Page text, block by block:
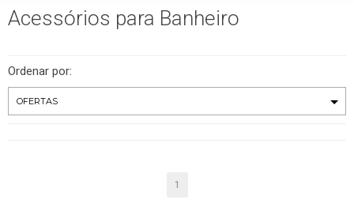
Acessórios para Banheiro
Ordenar por:
1